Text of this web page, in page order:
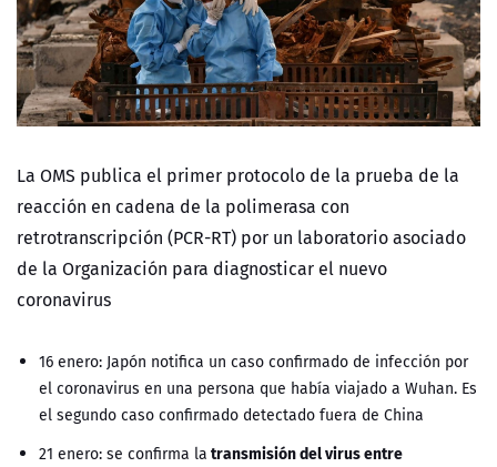
La OMS publica el primer protocolo de la prueba de la
reacción en cadena de la polimerasa con
retrotranscripción (PCR-RT) por un laboratorio asociado
de la Organización para diagnosticar el nuevo
coronavirus
16 enero: Japón notifica un caso confirmado de infección por
el coronavirus en una persona que había viajado a Wuhan. Es
el segundo caso confirmado detectado fuera de China
21 enero: se confirma la transmisión del virus entre